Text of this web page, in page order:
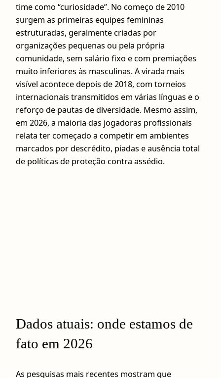
time como “curiosidade”. No começo de 2010
surgem as primeiras equipes femininas
estruturadas, geralmente criadas por
organizações pequenas ou pela própria
comunidade, sem salário fixo e com premiações
muito inferiores às masculinas. A virada mais
visível acontece depois de 2018, com torneios
internacionais transmitidos em várias línguas e o
reforço de pautas de diversidade. Mesmo assim,
em 2026, a maioria das jogadoras profissionais
relata ter começado a competir em ambientes
marcados por descrédito, piadas e ausência total
de políticas de proteção contra assédio.
Dados atuais: onde estamos de
fato em 2026
As pesquisas mais recentes mostram que